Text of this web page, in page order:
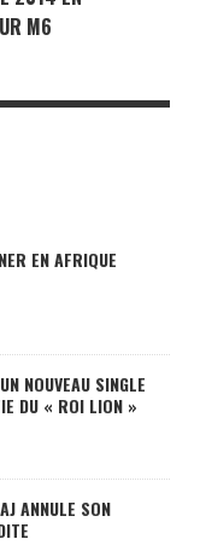
M6
EN AFRIQUE
NOUVEAU SINGLE
DU « ROI LION »
ANNULE SON